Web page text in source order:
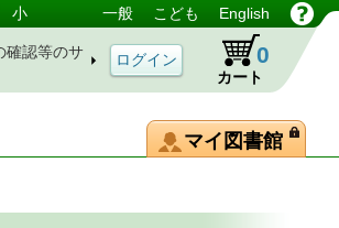
小 一般 こども English
確認等のサ
カート
0
マイ図書館